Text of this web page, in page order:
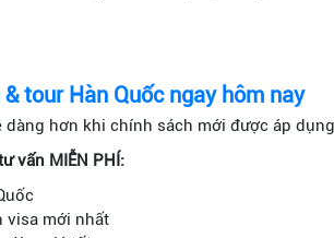
tour Hàn Quốc ngay hôm nay
dàng hơn khi chính sách mới được áp
vấn MIỄN PHÍ:
visa mới nhất